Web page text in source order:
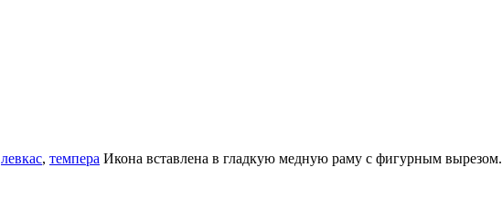
левкас, темпера Икона вставлена в гладкую медную раму с фигурным вырезом.